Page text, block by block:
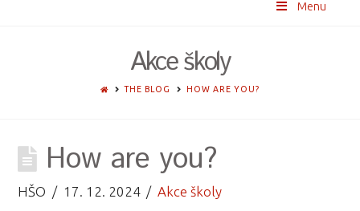
Menu
Akce školy
HOMETHE BLOG HOW ARE YOU?
How are you?
HŠO 17. 12. 2024 Akce školy